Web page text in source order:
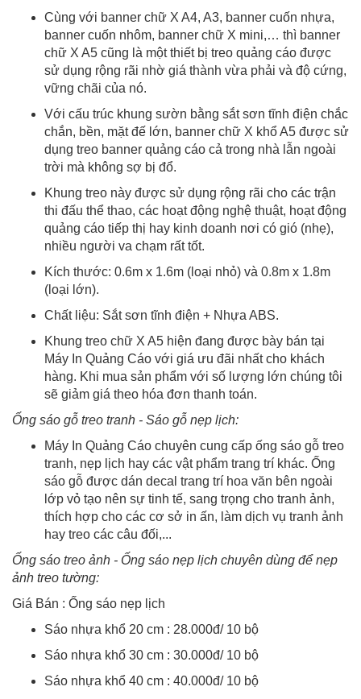
Cùng với banner chữ X A4, A3, banner cuốn nhựa,
banner cuốn nhôm, banner chữ X mini,… thì banner
chữ X A5 cũng là một thiết bị treo quảng cáo được
sử dụng rộng rãi nhờ giá thành vừa phải và độ cứng,
vững chãi của nó.
Với cấu trúc khung sườn bằng sắt sơn tĩnh điện chắc
chắn, bền, mặt đế lớn, banner chữ X khổ A5 được sử
dụng treo banner quảng cáo cả trong nhà lẫn ngoài
trời mà không sợ bị đổ.
Khung treo này được sử dụng rộng rãi cho các trận
thi đấu thể thao, các hoạt động nghệ thuật, hoạt động
quảng cáo tiếp thị hay kinh doanh nơi có gió (nhẹ),
nhiều người va chạm rất tốt.
Kích thước: 0.6m x 1.6m (loại nhỏ) và 0.8m x 1.8m
(loại lớn).
Chất liệu: Sắt sơn tĩnh điện + Nhựa ABS.
Khung treo chữ X A5 hiện đang được bày bán tại
Máy In Quảng Cáo với giá ưu đãi nhất cho khách
hàng. Khi mua sản phẩm với số lượng lớn chúng tôi
sẽ giảm giá theo hóa đơn thanh toán.
Ống sáo gỗ treo tranh - Sáo gỗ nẹp lịch:
Máy In Quảng Cáo chuyên cung cấp ống sáo gỗ treo
tranh, nẹp lịch hay các vật phẩm trang trí khác. Ống
sáo gỗ được dán decal trang trí hoa văn bên ngoài
lớp vỏ tạo nên sự tinh tế, sang trọng cho tranh ảnh,
thích hợp cho các cơ sở in ấn, làm dịch vụ tranh ảnh
hay treo các câu đối,...
Ống sáo treo ảnh - Ống sáo nẹp lịch chuyên dùng để nẹp
ảnh treo tường:
Giá Bán : Ống sáo nẹp lịch
Sáo nhựa khổ 20 cm : 28.000đ/ 10 bộ
Sáo nhựa khổ 30 cm : 30.000đ/ 10 bộ
Sáo nhựa khổ 40 cm : 40.000đ/ 10 bộ